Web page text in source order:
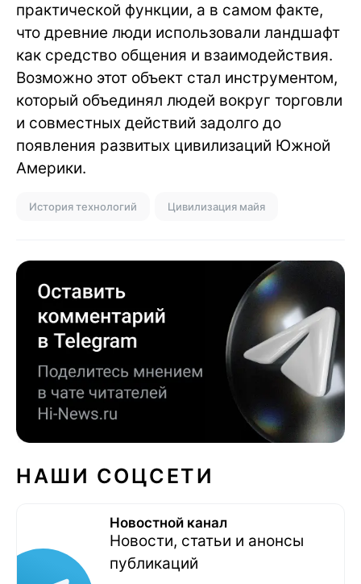
практической функции, а в самом факте,
что древние люди использовали ландшафт
как средство общения и взаимодействия.
Возможно этот объект стал инструментом,
который объединял людей вокруг торговли
и совместных действий задолго до
появления развитых цивилизаций Южной
Америки.
История технологий Цивилизация майя
НАШИ СОЦСЕТИ
Новостной канал
Новости, статьи и анонсы
публикаций